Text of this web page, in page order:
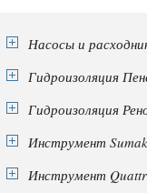
Насосы и
Гидроизоляция
Гидроизоляция
Инструмент
Инструмент